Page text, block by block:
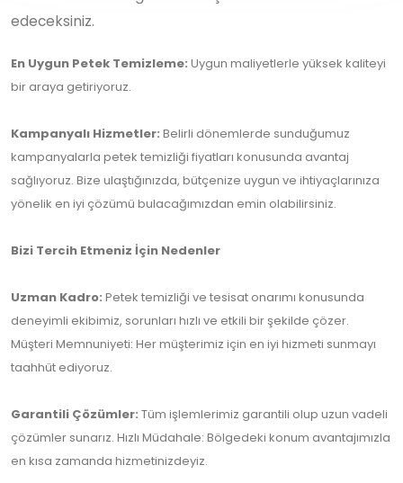
edeceksiniz.
En Uygun Petek Temizleme: Uygun maliyetlerle yüksek kaliteyi
bir araya getiriyoruz.
Kampanyalı Hizmetler: Belirli dönemlerde sunduğumuz
kampanyalarla petek temizliği fiyatları konusunda avantaj
sağlıyoruz. Bize ulaştığınızda, bütçenize uygun ve ihtiyaçlarınıza
yönelik en iyi çözümü bulacağımızdan emin olabilirsiniz.
Bizi Tercih Etmeniz İçin Nedenler
Uzman Kadro: Petek temizliği ve tesisat onarımı konusunda
deneyimli ekibimiz, sorunları hızlı ve etkili bir şekilde çözer.
Müşteri Memnuniyeti: Her müşterimiz için en iyi hizmeti sunmayı
taahhüt ediyoruz.
Garantili Çözümler: Tüm işlemlerimiz garantili olup uzun vadeli
çözümler sunarız. Hızlı Müdahale: Bölgedeki konum avantajımızla
en kısa zamanda hizmetinizdeyiz.